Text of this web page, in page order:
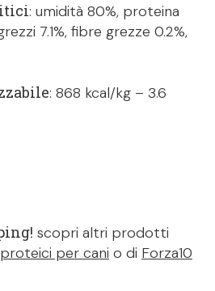
: umidità 80%, proteina
7.1%, fibre grezze 0.2%,
: 868 kcal/kg – 3.6
scopri altri prodotti
per cani o di Forza10